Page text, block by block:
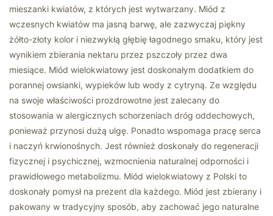
mieszanki kwiatów, z których jest wytwarzany. Miód z
wczesnych kwiatów ma jasną barwę, ale zazwyczaj piękny
żółto-złoty kolor i niezwykłą głębię łagodnego smaku, który jest
wynikiem zbierania nektaru przez pszczoły przez dwa
miesiące. Miód wielokwiatowy jest doskonałym dodatkiem do
porannej owsianki, wypieków lub wody z cytryną. Ze względu
na swoje właściwości prozdrowotne jest zalecany do
stosowania w alergicznych schorzeniach dróg oddechowych,
ponieważ przynosi dużą ulgę. Ponadto wspomaga pracę serca
i naczyń krwionośnych. Jest również doskonały do regeneracji
fizycznej i psychicznej, wzmocnienia naturalnej odporności i
prawidłowego metabolizmu. Miód wielokwiatowy z Polski to
doskonały pomysł na prezent dla każdego. Miód jest zbierany i
pakowany w tradycyjny sposób, aby zachować jego naturalne